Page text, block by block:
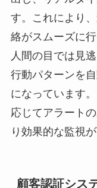
す。これにより
絡がスムーズに
人間の目では見
行動パターンを
になっています
応じてアラート
り効果的な監視が
顧客認証シス